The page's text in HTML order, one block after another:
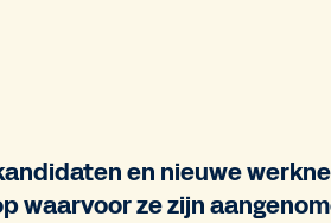
en nieuwe
ze zijn